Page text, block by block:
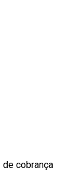
cobrança